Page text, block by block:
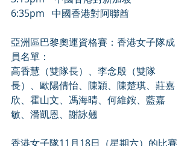
6:35pm   中國香港對阿聯酋
亞洲區巴黎奧運資格賽：香港女子隊成
員名單：
高香慧（雙隊長）、李念殷（雙隊
長）、歐陽倩怡、陳穎、陳楚琪、莊嘉
欣、霍山文、馮海晴、何維銨、藍嘉
敏、潘凱恩、謝詠翹
香港女子隊11月18日（星期六）的比賽